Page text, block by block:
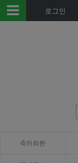
로그인
축하화환